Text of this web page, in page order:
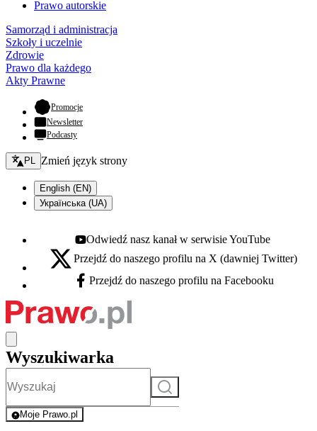
Prawo autorskie
Samorząd i administracja
Szkoły i uczelnie
Zdrowie
Prawo dla każdego
Akty Prawne
Promocje- otwiera się w nowej karcie
Newsletter
Podcasty
Zmień język - bieżący:
PL Zmień język strony
English (EN)
Українська (UA)
Youtube - otwiera się w nowej karcie
Odwiedź nasz kanał w serwisie YouTube
X - otwiera się w nowej karcie
Przejdź do naszego profilu na X (dawniej Twitter)
Facebook - otwiera się w nowej karcie
Przejdź do naszego profilu na Facebooku
Wyszukiwarka
Szukaj
Moje Prawo.pl
- rejestracja i logowanie do serwisu